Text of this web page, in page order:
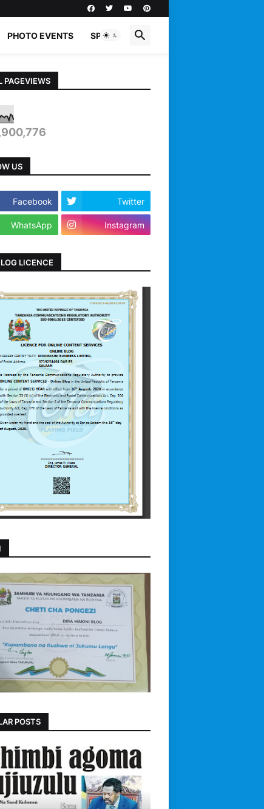
PHOTO EVENTS SPORTS
PAGEVIEWS
US
Facebook Twitter
WhatsApp Instagram
LICENCE
POSTS